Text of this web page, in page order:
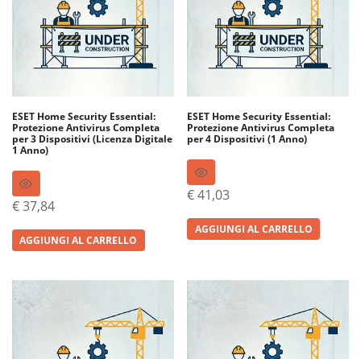
ESET Home Security Essential:
Protezione Antivirus Completa
per 3 Dispositivi (Licenza Digitale
1 Anno)
€37,84
AGGIUNGI AL CARRELLO
ESET Home Security Essential:
Protezione Antivirus Completa
per 4 Dispositivi (1 Anno)
€41,03
AGGIUNGI AL CARRELLO